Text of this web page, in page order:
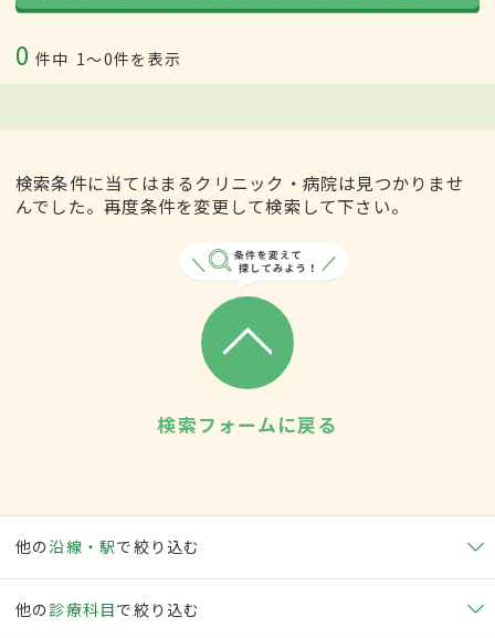
0 件中 1〜0件を表示
検索条件に当てはまるクリニック・病院は見つかりませ
んでした。再度条件を変更して検索して下さい。
検索フォームに戻る
他の沿線・駅で絞り込む
他の 診療科目で絞り込む